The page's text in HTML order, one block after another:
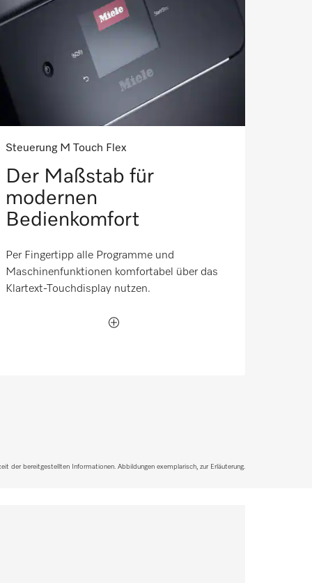
Steuerung M Touch Flex
Der Maßstab für
modernen
Bedienkomfort
Per Fingertipp alle Programme und
Maschinenfunktionen komfortabel über das
Klartext-Touchdisplay nutzen.
der bereitgestellten Informationen. Abbildungen exemplarisch, zur Erläuterung.